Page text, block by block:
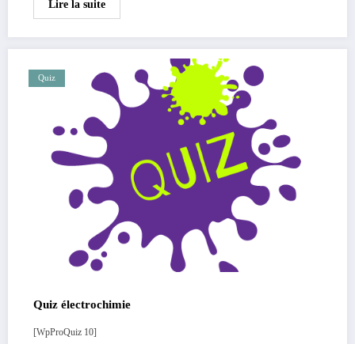
Lire la suite
Quiz
Quiz électrochimie
[WpProQuiz 10]